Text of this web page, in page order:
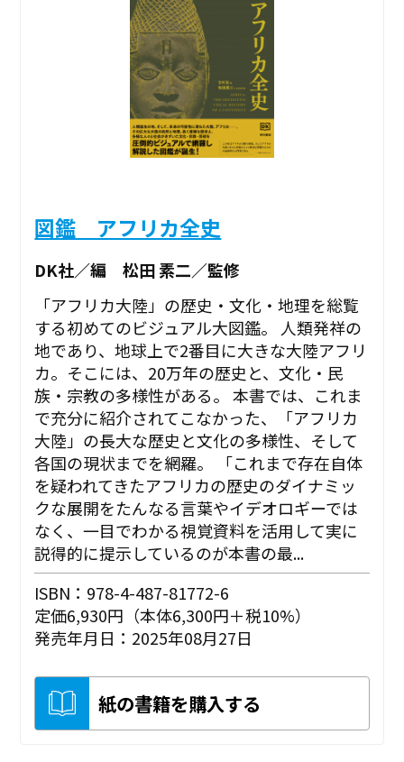
図鑑 アフリカ全史
DK社／編 松田 素二／監修
「アフリカ大陸」の歴史・文化・地理を総覧
する初めてのビジュアル大図鑑。 人類発祥の
地であり、地球上で2番目に大きな大陸アフリ
カ。そこには、20万年の歴史と、文化・民
族・宗教の多様性がある。 本書では、これま
で充分に紹介されてこなかった、「アフリカ
大陸」の長大な歴史と文化の多様性、そして
各国の現状までを網羅。 「これまで存在自体
を疑われてきたアフリカの歴史のダイナミッ
クな展開をたんなる言葉やイデオロギーでは
なく、一目でわかる視覚資料を活用して実に
説得的に提示しているのが本書の最...
ISBN：978-4-487-81772-6
定価6,930円（本体6,300円＋税10%）
発売年月日：2025年08月27日
紙の書籍を購入する